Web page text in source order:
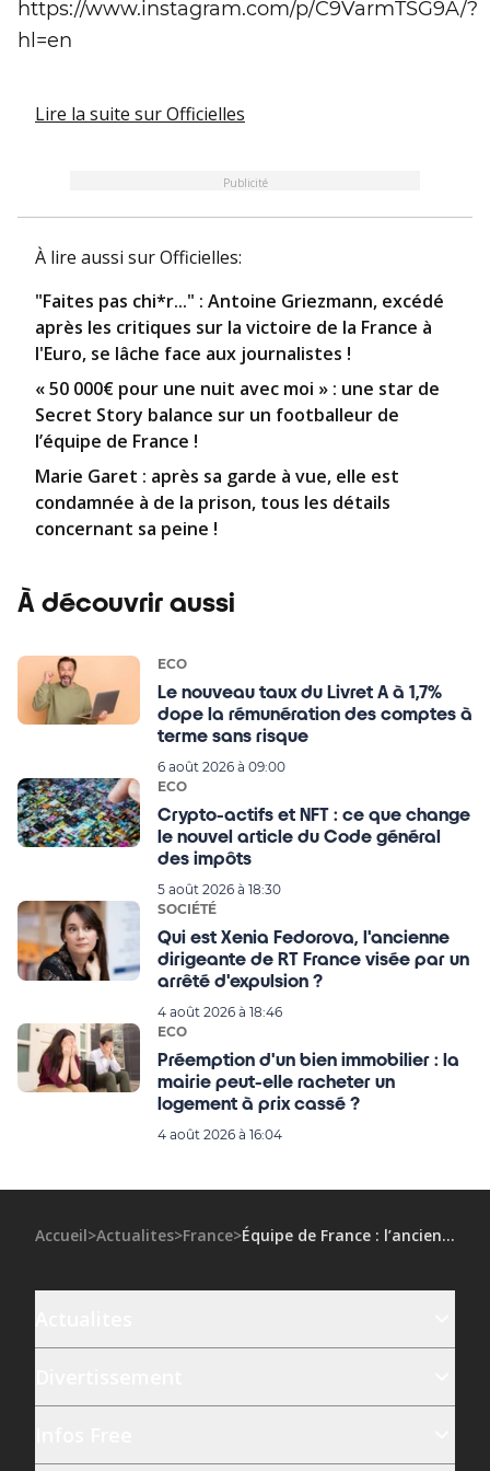
https://www.instagram.com/p/C9VarmTSG9A/?
hl=en
Lire la suite sur Officielles
Publicité
À lire aussi sur Officielles:
"Faites pas chi*r..." : Antoine Griezmann, excédé
après les critiques sur la victoire de la France à
l'Euro, se lâche face aux journalistes !
« 50 000€ pour une nuit avec moi » : une star de
Secret Story balance sur un footballeur de
l’équipe de France !
Marie Garet : après sa garde à vue, elle est
condamnée à de la prison, tous les détails
concernant sa peine !
À découvrir aussi
ECO
Le nouveau taux du Livret A à 1,7%
dope la rémunération des comptes à
terme sans risque
6 août 2026 à 09:00
ECO
Crypto-actifs et NFT : ce que change
le nouvel article du Code général
des impôts
5 août 2026 à 18:30
SOCIÉTÉ
Qui est Xenia Fedorova, l'ancienne
dirigeante de RT France visée par un
arrêté d'expulsion ?
4 août 2026 à 18:46
ECO
Préemption d'un bien immobilier : la
mairie peut-elle racheter un
logement à prix cassé ?
4 août 2026 à 16:04
Accueil>Actualites>France> Équipe de France : l’ancien footballeur Patrice Evra vient d’être condamné lourdement, tous les détails !